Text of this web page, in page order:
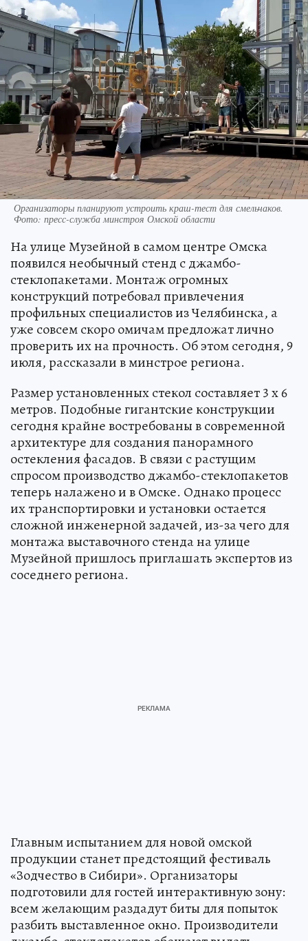
Организаторы планируют устроить краш-тест для смельчаков.
Фото: пресс-служба минстроя Омской области
На улице Музейной в самом центре Омска
появился необычный стенд с джамбо-
стеклопакетами. Монтаж огромных
конструкций потребовал привлечения
профильных специалистов из Челябинска, а
уже совсем скоро омичам предложат лично
проверить их на прочность. Об этом сегодня, 9
июля, рассказали в минстрое региона.
Размер установленных стекол составляет 3 х 6
метров. Подобные гигантские конструкции
сегодня крайне востребованы в современной
архитектуре для создания панорамного
остекления фасадов. В связи с растущим
спросом производство джамбо-стеклопакетов
теперь налажено и в Омске. Однако процесс
их транспортировки и установки остается
сложной инженерной задачей, из-за чего для
монтажа выставочного стенда на улице
Музейной пришлось приглашать экспертов из
соседнего региона.
Главным испытанием для новой омской
продукции станет предстоящий фестиваль
«Зодчество в Сибири». Организаторы
подготовили для гостей интерактивную зону:
всем желающим раздадут биты для попыток
разбить выставленное окно. Производители